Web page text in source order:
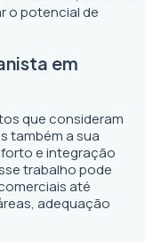
o potencial de
em
que consideram
também a sua
e integração
trabalho pode
até
adequação